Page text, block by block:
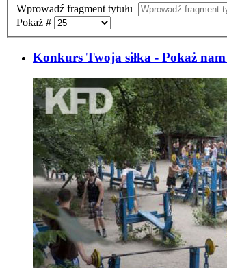
Wprowadź fragment tytułu
Pokaż #
Konkurs Twoja siłka - Pokaż